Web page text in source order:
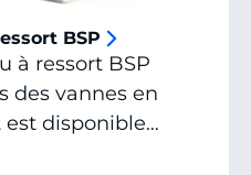
BSP
à ressort BSP
des vannes en
est disponible